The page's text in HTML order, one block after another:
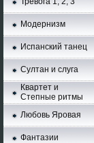
Moдернизм
Испанский танец
Султан и слуга
Квартет и
Степные ритмы
Любовь Яровая
Фантазии